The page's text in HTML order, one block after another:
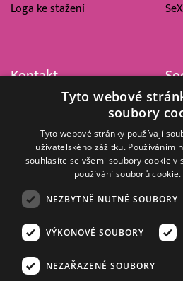
Loga ke stažení
Kontakt
Barrandov Televizní Studio,
Kříženeckého nám. 322
152 00 Praha 5
IČ 416 93 311
© 2008–2026 EMPRESA MEDIA, a.s.
Zásady ochrany osobních a dalších
Tyto webové
soubory
Tyto webové stránky používají
uživatelského zážitku. Používáním
souhlasíte se všemi soubory cookie v
používání souborů cookie.
NEZBYTNĚ NUTNÉ SOUBORY
VÝKONOVÉ SOUBORY
NEZAŘAZENÉ SOUBORY